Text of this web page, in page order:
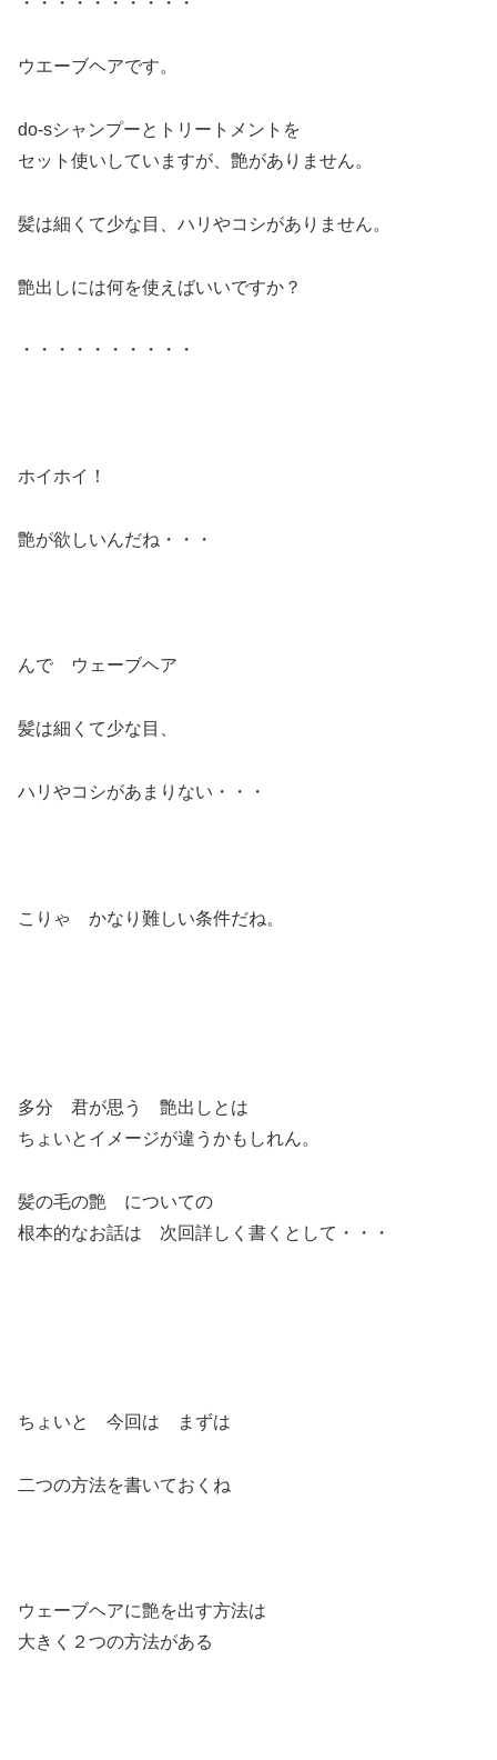
ウエーブヘアです。
do-sシャンプーとトリートメントを
セット使いしていますが、艶がありません。
髪は細くて少な目、ハリやコシがありません。
艶出しには何を使えばいいですか？
・・・・・・・・・・
ホイホイ！
艶が欲しいんだね・・・
んで ウェーブヘア
髪は細くて少な目、
ハリやコシがあまりない・・・
こりゃ かなり難しい条件だね。
多分 君が思う 艶出しとは
ちょいとイメージが違うかもしれん。
髪の毛の艶 についての
根本的なお話は 次回詳しく書くとして・・・
ちょいと 今回は まずは
二つの方法を書いておくね
ウェーブヘアに艶を出す方法は
大きく２つの方法がある